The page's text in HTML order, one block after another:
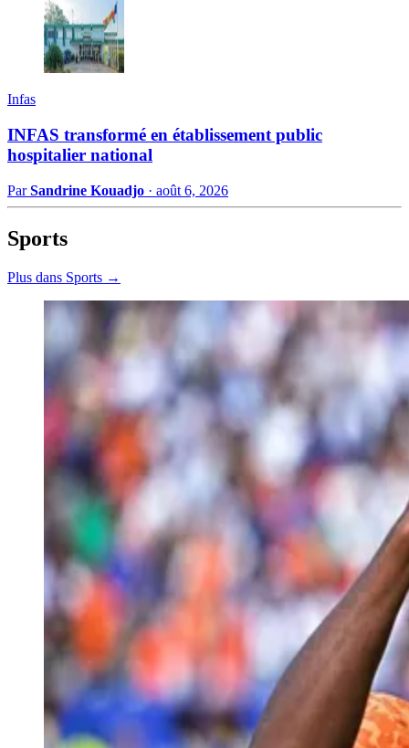
Infas
INFAS transformé en établissement public
hospitalier national
ParSandrine Kouadjo · août 6, 2026
Sports
Plus dans Sports →